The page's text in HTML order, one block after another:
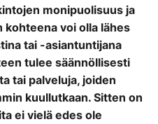
monipuolisuus ja
kohteena voi olla lähes
tai -asiantuntijana
tulee säännöllisesti
tai palveluja, joiden
kuullutkaan. Sitten on
ei vielä edes ole